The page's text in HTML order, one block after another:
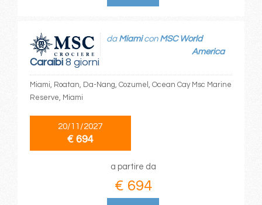
Caraibi8 giorni
da Miamicon MSC World
America
Miami, Roatan, Da-Nang, Cozumel, Ocean Cay Msc Marine
Reserve, Miami
20/11/2027
€ 694
a partire da
€ 694